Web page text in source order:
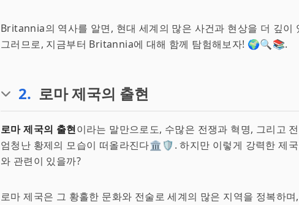
Britannia의 역사를 알면, 현대 세계의 많은 사건과 현상을 더 깊이
그러므로, 지금부터 Britannia에 대해 함께 탐험해보자! 🌍🔍📚.
2. 로마 제국의 출현
로마 제국의 출현이라는 말만으로도, 수많은 전쟁과 혁명, 그리고
엄청난 황제의 모습이 떠올라진다🏛️🛡️. 하지만 이렇게 강력한 제
와 관련이 있을까?
로마 제국은 그 황홀한 문화와 전술로 세계의 많은 지역을 정복하